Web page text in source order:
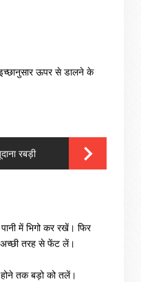
ऊपर से डालने के
रबड़ी
में भिगो कर रखें। फिर
अच्छी तरह से फेंट लें।
तक बड़ो को तलें।